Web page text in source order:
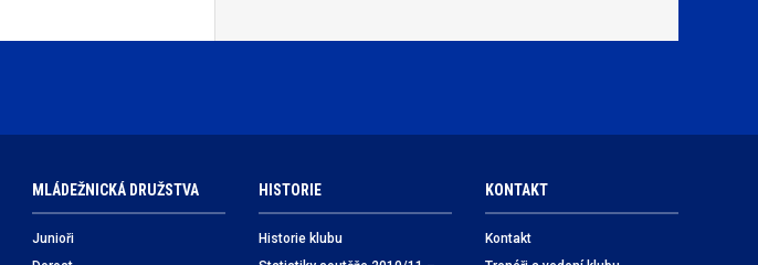
MLÁDEŽNICKÁ DRUŽSTVA
Junioři
HISTORIE
Historie klubu
KONTAKT
Kontakt